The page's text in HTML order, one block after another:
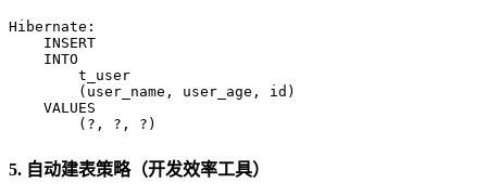
Hibernate:
INSERT
    INTO
        t_user
        (user_name, user_age, id)
VALUES
        (?, ?, ?)
5. 自动建表策略（开发效率工具）